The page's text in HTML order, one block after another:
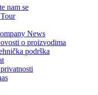
nam se
News
o proizvodima
podrška